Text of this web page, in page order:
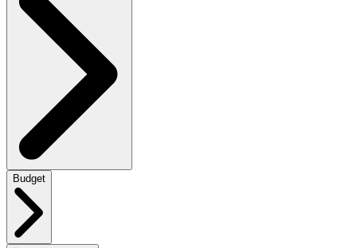
Budget